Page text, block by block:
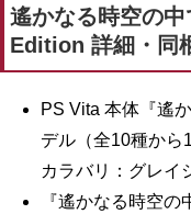
遙かなる時空の
Edition 詳細・同
PS Vita 本体『遙
デル（全10種から
カラバリ：グレイ
『遙かなる時空